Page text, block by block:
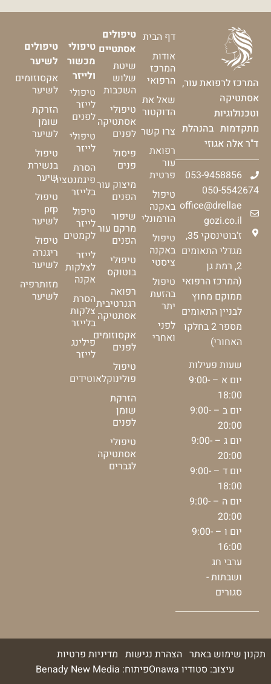
המרכז לרפואת עור,
אסתטיקה
וטכנולוגיות
מתקדמות בהנהלת
ד"ר אלה אגוזי
053-9458856
050-5542674
office@drellae
gozi.co.il
ז'בוטינסקי 35,
מגדלי התאומים
2, רמת גן
(המרכז הרפואי
ממוקם מחוץ
לבניין התאומים
מספר 2 בחלקו
האחורי)
שעות פעילות
יום א – 9:00-
18:00
יום ב – 9:00-
20:00
יום ג – 9:00-
20:00
יום ד – 9:00-
18:00
יום ה – 9:00-
20:00
יום ו – 9:00-
16:00
ערבי חג
ושבתות -
סגורים
דף הבית
אודות
המרכז
הרפואי
שאל את
הדוקטור
צרו קשר
רפואת
עור
פרטית
טיפול
באקנה
הורמונלי
טיפול
באקנה
ציסטי
טיפול
בהזעת
יתר
לפני
ואחרי
טיפולים
אסתטיים
שיטת
שלוש
השכבות
טיפולי
אסתטיקה
לפנים
פיסול
פנים
מיצוק עור
הפנים
שיפור
מרקם עור
הפנים
טיפולי
בוטוקס
רפואה
רגנרטיבית
אסתטיקה
אקסוזומים
לפנים
טיפול
פולינוקלאוטידים
הזרקת
שומן
לפנים
טיפולי
אסתטיקה
לגברים
טיפולי
מכשור
ולייזר
טיפולי
לייזר
לפנים
טיפולי
לייזר
הסרת
פיגמנטציה
בלייזר
טיפול
לייזר
לקמטים
לייזר
לצלקות
אקנה
הסרת
צלקות
בלייזר
פילינג
לייזר
טיפולים
לשיער
אקסוזומים
לשיער
הזרקת
שומן
לשיער
טיפול
בנשירת
שיער
טיפול
prp
לשיער
טיפול
ריגנרה
לשיער
מזותרפיה
לשיער
תקנון שימוש באתר הצהרת נגישות מדיניות פרטיות
עיצוב: סטודיו Onawa
פיתוח: Benady New Media